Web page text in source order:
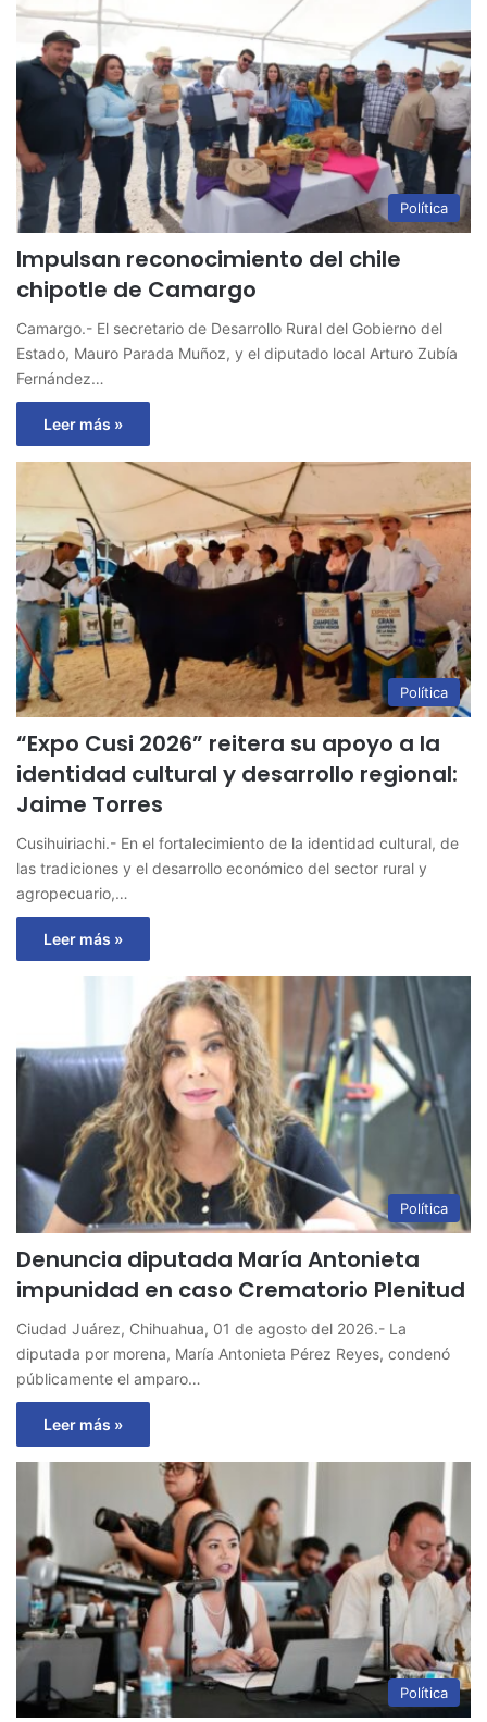
Política
Impulsan reconocimiento del chile
chipotle de Camargo
Camargo.- El secretario de Desarrollo Rural del Gobierno del
Estado, Mauro Parada Muñoz, y el diputado local Arturo Zubía
Fernández…
Leer más »
Política
“Expo Cusi 2026” reitera su apoyo a la
identidad cultural y desarrollo regional:
Jaime Torres
Cusihuiriachi.- En el fortalecimiento de la identidad cultural, de
las tradiciones y el desarrollo económico del sector rural y
agropecuario,…
Leer más »
Política
Denuncia diputada María Antonieta
impunidad en caso Crematorio Plenitud
Ciudad Juárez, Chihuahua, 01 de agosto del 2026.- La
diputada por morena, María Antonieta Pérez Reyes, condenó
públicamente el amparo…
Leer más »
Política